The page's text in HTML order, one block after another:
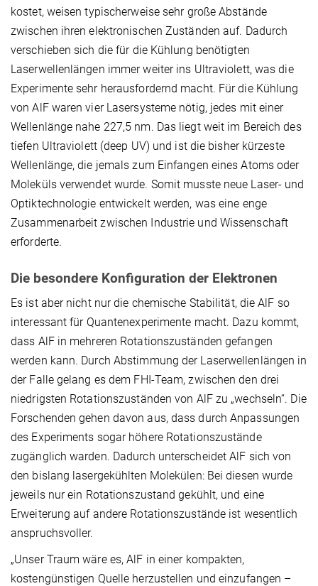
kostet, weisen typischerweise sehr große Abstände
zwischen ihren elektronischen Zuständen auf. Dadurch
verschieben sich die für die Kühlung benötigten
Laserwellenlängen immer weiter ins Ultraviolett, was die
Experimente sehr herausfordernd macht. Für die Kühlung
von AlF waren vier Lasersysteme nötig, jedes mit einer
Wellenlänge nahe 227,5 nm. Das liegt weit im Bereich des
tiefen Ultraviolett (deep UV) und ist die bisher kürzeste
Wellenlänge, die jemals zum Einfangen eines Atoms oder
Moleküls verwendet wurde. Somit musste neue Laser- und
Optiktechnologie entwickelt werden, was eine enge
Zusammenarbeit zwischen Industrie und Wissenschaft
erforderte.
Die besondere Konfiguration der Elektronen
Es ist aber nicht nur die chemische Stabilität, die AlF so
interessant für Quantenexperimente macht. Dazu kommt,
dass AlF in mehreren Rotationszuständen gefangen
werden kann. Durch Abstimmung der Laserwellenlängen in
der Falle gelang es dem FHI-Team, zwischen den drei
niedrigsten Rotationszuständen von AlF zu „wechseln“. Die
Forschenden gehen davon aus, dass durch Anpassungen
des Experiments sogar höhere Rotationszustände
zugänglich warden. Dadurch unterscheidet AlF sich von
den bislang lasergekühlten Molekülen: Bei diesen wurde
jeweils nur ein Rotationszustand gekühlt, und eine
Erweiterung auf andere Rotationszustände ist wesentlich
anspruchsvoller.
„Unser Traum wäre es, AlF in einer kompakten,
kostengünstigen Quelle herzustellen und einzufangen –